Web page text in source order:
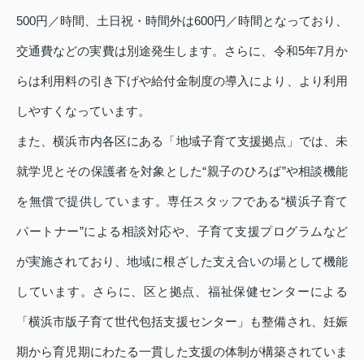
500円／時間、土日祝・時間外は600円／時間となっており、
交通費などの実費は別途発生します。さらに、令和5年7月か
らは利用料の引き下げや給付金制度の導入により、より利用
しやすくなっています。
また、横浜市内各区にある「地域子育て支援拠点」では、未
就学児とその保護者を対象とした“親子のひろば”や相談機能
を無償で提供しています。専任スタッフである“横浜子育て
パートナー”による相談対応や、子育て支援プログラムなど
が実施されており、地域に根ざした支え合いの場として機能
しています。さらに、区と拠点、福祉保健センターによる
「横浜市版子育て世代包括支援センター」も整備され、妊娠
期から育児期にわたる一貫した支援の体制が構築されていま